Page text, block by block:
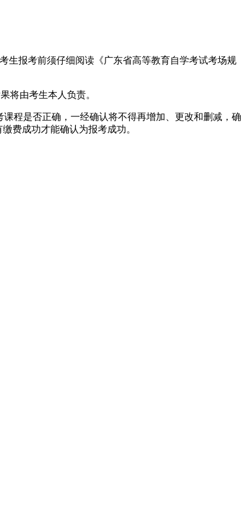
报考前须仔细阅读《广东省高等教育自学考试考场规
将由考生本人负责。
程是否正确，一经确认将不得再增加、更改和删减，确
费成功才能确认为报考成功。